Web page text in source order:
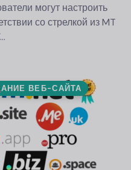
могут настроить
со стрелкой из MT
ВЕБ-САЙТА